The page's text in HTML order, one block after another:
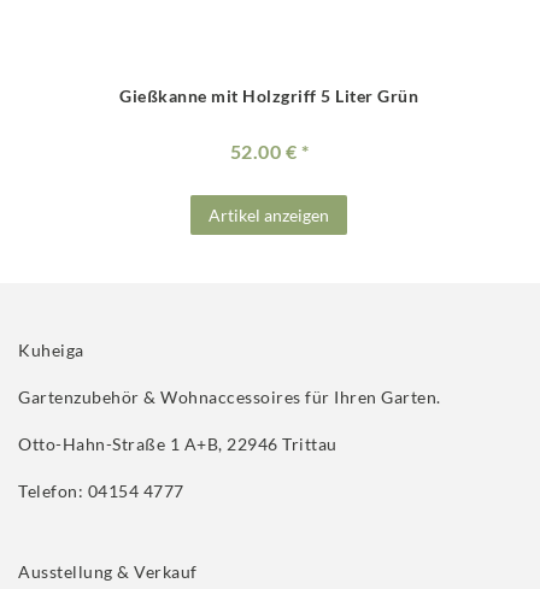
Gießkanne mit Holzgriff 5 Liter Grün
52.00 €
Artikel anzeigen
Kuheiga
Gartenzubehör & Wohnaccessoires für Ihren Garten.
Otto-Hahn-Straße 1 A+B, 22946 Trittau
Telefon: 04154 4777
Ausstellung & Verkauf